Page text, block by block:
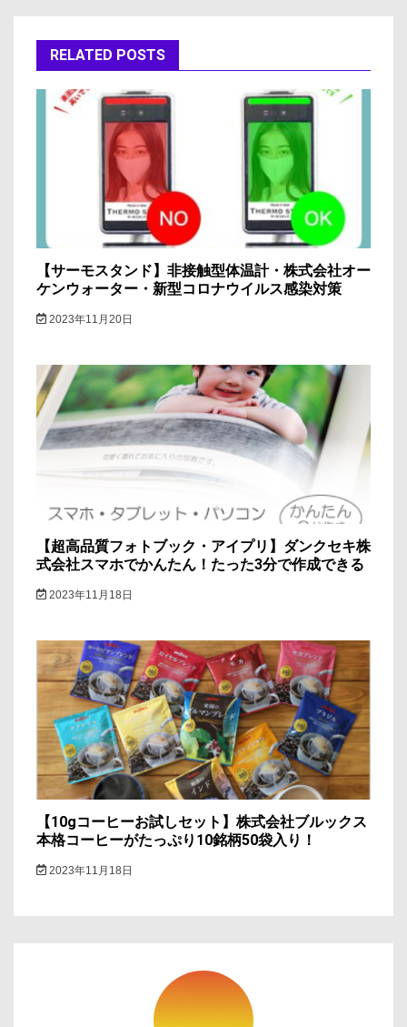
ー
シ
RELATED POSTS
【サーモスタンド】非接触型体温計・株式会社オー
ケンウォーター・新型コロナウイルス感染対策
2023年11月20日
【超高品質フォトブック・アイプリ】ダンクセキ株
式会社スマホでかんたん！たった3分で作成できる
2023年11月18日
【10gコーヒーお試しセット】株式会社ブルックス
本格コーヒーがたっぷり10銘柄50袋入り！
2023年11月18日